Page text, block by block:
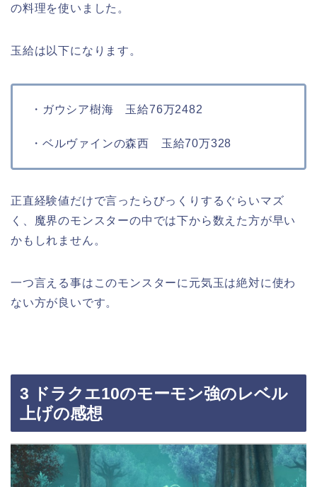
の料理を使いました。
玉給は以下になります。
・ガウシア樹海 玉給76万2482
・ベルヴァインの森西 玉給70万328
正直経験値だけで言ったらびっくりするぐらいマズ
く、魔界のモンスターの中では下から数えた方が早い
かもしれません。
一つ言える事はこのモンスターに元気玉は絶対に使わ
ない方が良いです。
3 ドラクエ10のモーモン強のレベル
上げの感想